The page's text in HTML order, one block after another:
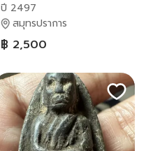
ปี 2497
สมุทรปราการ
฿ 2,500